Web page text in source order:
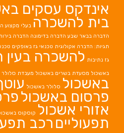
אינדקס עסקים
בית להשכרה בעלי מקצוע
הדברה בבאר שבע הדברה בדימונה הדברה
תגיות: הדברה אקולוגית טכנאי גז באופקים
גז נתיבות להשכרה בעין
באשכול מסעדת בשרים באשכול מעבדת סלולר
באשכול סלולר באשכול
פרסום באשכול
אזורי אשכול קוסקוס
תפעוליים רכב